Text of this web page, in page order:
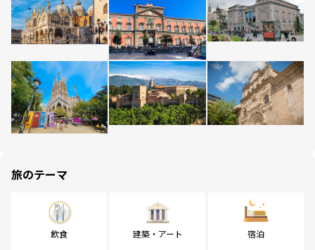
旅のテーマ
飲食 建築・アート 宿泊